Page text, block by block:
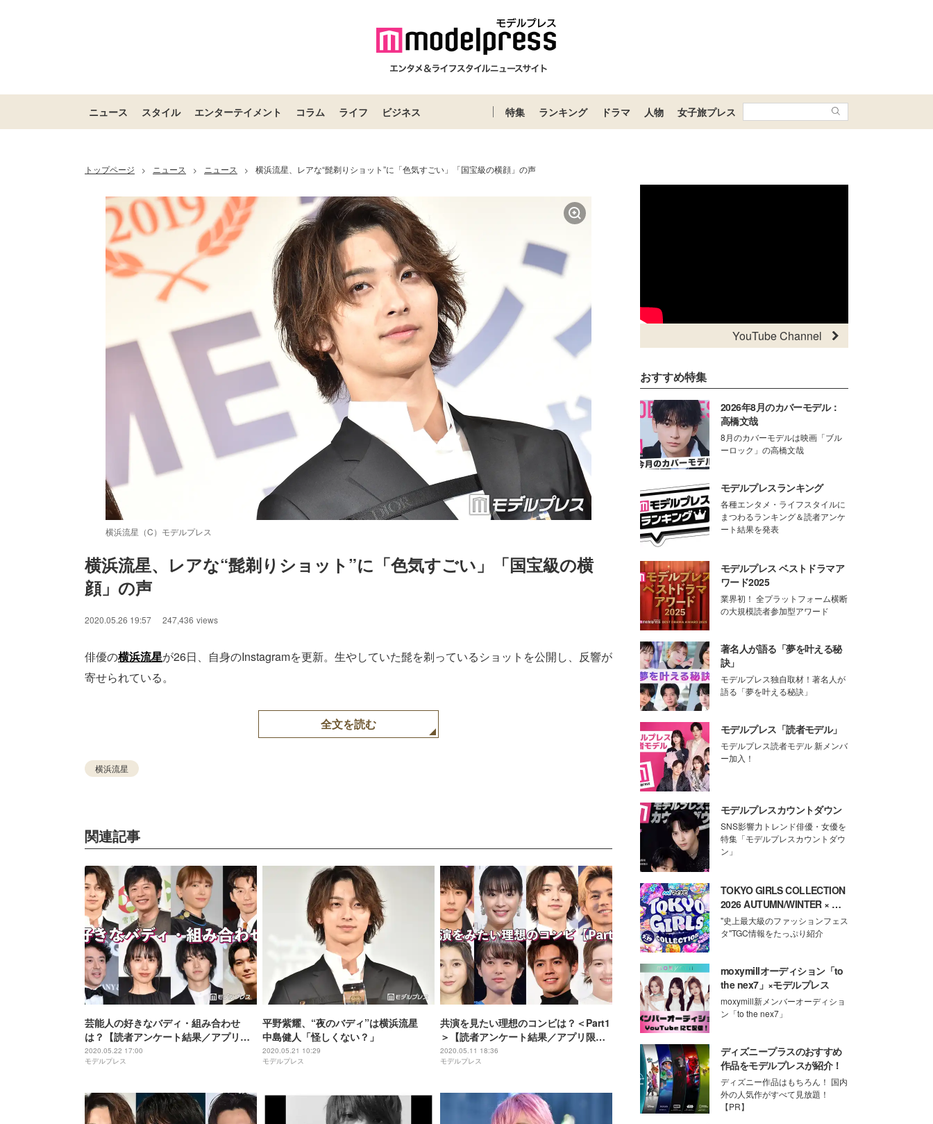
ニュース スタイル エンターテイメント コラム ライフ ビジネス 特集 ランキング ドラマ 人物 女子旅プレス
トップページ > ニュース > ニュース > 横浜流星、レアな“髭剃りショット”に「色気すごい」「国宝級の横顔」の声
横浜流星（C）モデルプレス
横浜流星、レアな“髭剃りショット”に「色気すごい」「国宝級の横
顔」の声
2020.05.26 19:57 247,436 views
俳優の横浜流星が26日、自身のInstagramを更新。生やしていた髭を剃っているショットを公開し、反響が
寄せられている。
全文を読む
横浜流星
関連記事
芸能人の好きなバディ・組み合わせ
は？【読者アンケート結果／アプリ限
定】
2020.05.22 17:00
モデルプレス
平野紫耀、“夜のバディ”は横浜流星
中島健人「怪しくない？」
2020.05.21 10:29
モデルプレス
共演を見たい理想のコンビは？＜Part1
＞【読者アンケート結果／アプリ限
定】
2020.05.11 18:36
モデルプレス
YouTube Channel
おすすめ特集
2026年8月のカバーモデル：
高橋文哉
8月のカバーモデルは映画「ブル
ーロック」の高橋文哉
モデルプレスランキング
各種エンタメ・ライフスタイルに
まつわるランキング＆読者アンケ
ート結果を発表
モデルプレス ベストドラマア
ワード2025
業界初！ 全プラットフォーム横断
の大規模読者参加型アワード
著名人が語る「夢を叶える秘
訣」
モデルプレス独自取材！著名人が
語る「夢を叶える秘訣」
モデルプレス「読者モデル」
モデルプレス読者モデル 新メンバ
ー加入！
モデルプレスカウントダウン
SNS影響力トレンド俳優・女優を
特集「モデルプレスカウントダウ
ン」
TOKYO GIRLS COLLECTION
2026 AUTUMN/WINTER × モ
デルプレス
"史上最大級のファッションフェス
タ"TGC情報をたっぷり紹介
moxymillオーディション「to
the nex7」×モデルプレス
moxymill新メンバーオーディショ
ン「to the nex7」
ディズニープラスのおすすめ
作品をモデルプレスが紹介！
ディズニー作品はもちろん！ 国内
外の人気作がすべて見放題！
【PR】